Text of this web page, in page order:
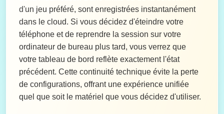
d'un jeu préféré, sont enregistrées instantanément
dans le cloud. Si vous décidez d'éteindre votre
téléphone et de reprendre la session sur votre
ordinateur de bureau plus tard, vous verrez que
votre tableau de bord reflète exactement l'état
précédent. Cette continuité technique évite la perte
de configurations, offrant une expérience unifiée
quel que soit le matériel que vous décidez d'utiliser.